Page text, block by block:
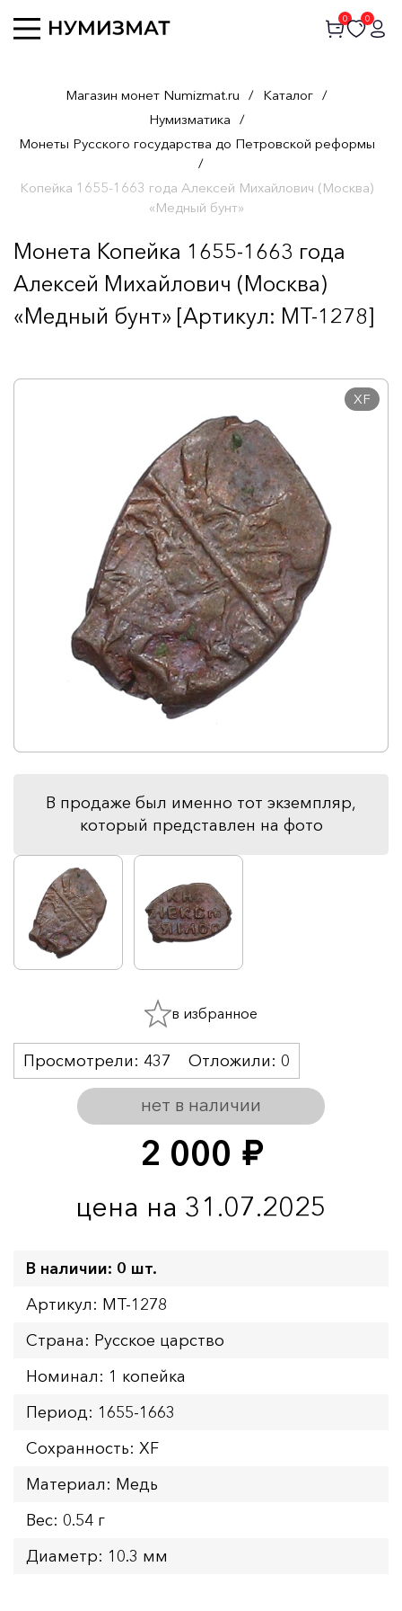
0 0
Магазин монет Numizmat.ru / Каталог /
Нумизматика /
Монеты Русского государства до Петровской реформы
/
Копейка 1655-1663 года Алексей Михайлович (Москва)
«Медный бунт»
Монета Копейка 1655-1663 года
Алексей Михайлович (Москва)
«Медный бунт» [Артикул: MT-1278]
XF
В продаже был именно тот экземпляр,
который представлен на фото
2 000 руб.
цена на 31.07.2025
нет в наличии
Просмотрели: 437 Отложили: 0
в избранное
В наличии: 0 шт.
Артикул: MT-1278
Страна: Русское царство
Номинал: 1 копейка
Период: 1655-1663
Сохранность: XF
Материал: Медь
Вес: 0.54 г
Диаметр: 10.3 мм